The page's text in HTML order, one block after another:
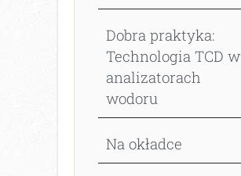
Dobra praktyka:
Technologia TCD w
analizatorach
wodoru
Na okładce